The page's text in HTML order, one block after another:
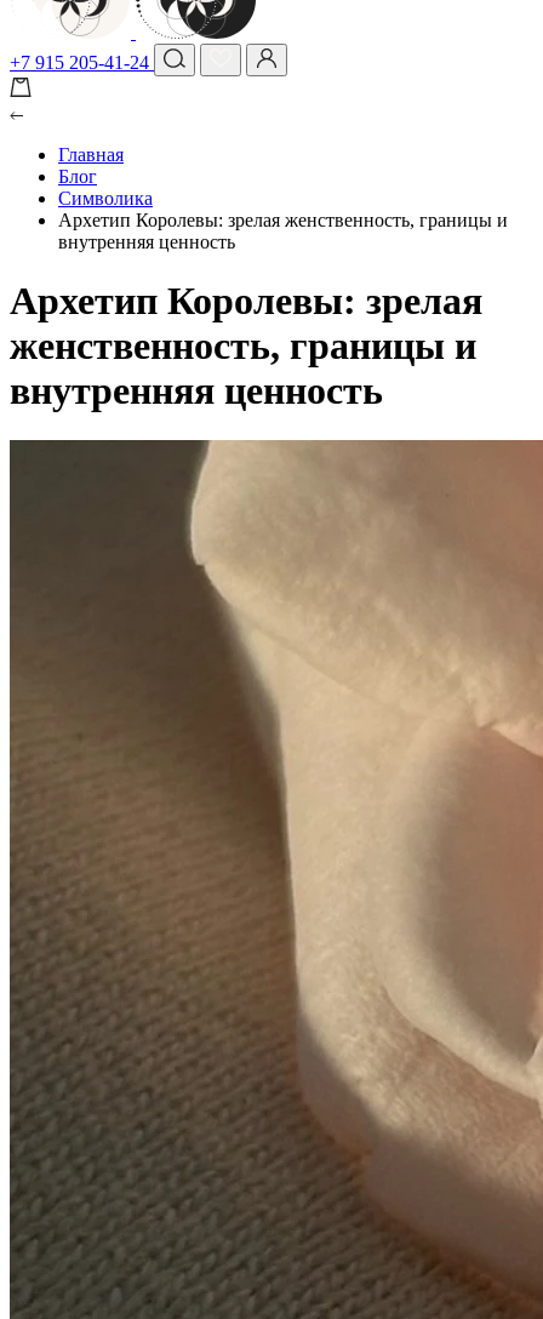
+7 915 205-41-24
Главная
Блог
Символика
Архетип Королевы: зрелая женственность, границы и
внутренняя ценность
Архетип Королевы: зрелая
женственность, границы и
внутренняя ценность